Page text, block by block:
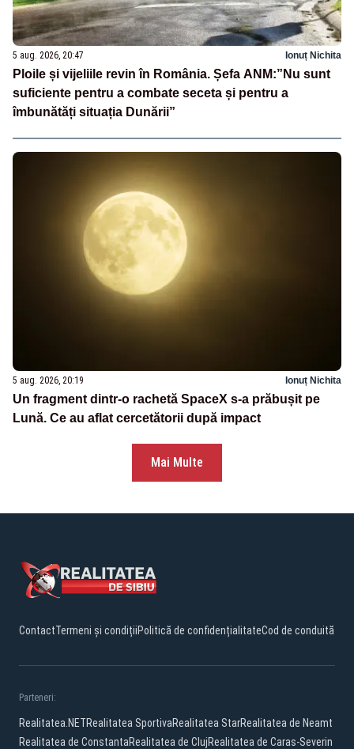
5 aug. 2026, 20:47 Ionuț Nichita
Ploile și vijeliile revin în România. Șefa ANM:”Nu sunt
suficiente pentru a combate seceta și pentru a
îmbunătăți situația Dunării”
5 aug. 2026, 20:19 Ionuț Nichita
Un fragment dintr-o rachetă SpaceX s-a prăbușit pe
Lună. Ce au aflat cercetătorii după impact
Mai Multe
ContactTermeni și condițiiPolitică de confidențialitateCod de conduită
Parteneri:
Realitatea.NETRealitatea SportivaRealitatea StarRealitatea de Neamt
Realitatea de ConstantaRealitatea de ClujRealitatea de Caras-Severin